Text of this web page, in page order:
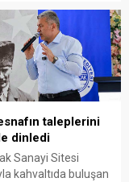
taleplerini
dinledi
Sanayi Sitesi
kahvaltıda buluşan